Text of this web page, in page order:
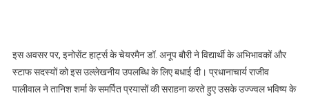
इस अवसर पर, इनोसेंट हार्ट्स के चेयरमैन डॉ. अनूप बौरी ने विद्यार्थी के अभिभावकों और
स्टाफ सदस्यों को इस उल्लेखनीय उपलब्धि के लिए बधाई दी। प्रधानाचार्य राजीव
पालीवाल ने तानिश शर्मा के समर्पित प्रयासों की सराहना करते हुए उसके उज्ज्वल भविष्य के